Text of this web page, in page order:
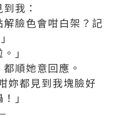
我：
解臉色會咁白架？記
」
順她意回應。
妳都見到我塊臉好
」